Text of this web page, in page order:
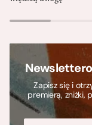
Zapisz się i
premierą, zniżki,